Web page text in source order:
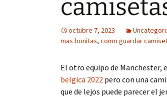
octubre 7, 2023
mas bonitas, como guardar
El otro equipo de
belgica 2022 pero con una
que de lejos puede parecer el